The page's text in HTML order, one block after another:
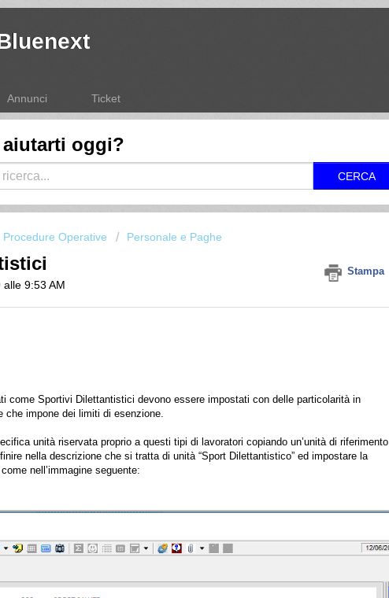
Annunci Ticket
oggi?
CERCA
Procedure Operative Personale e Paghe
Stampa
9:53 AM
come Sportivi Dilettantistici devono essere impostati con delle particolarità in
che impone dei limiti di esenzione.
unità riservata proprio a questi tipi di lavoratori copiando un’unità di riferimento
nella descrizione che si tratta di unità “Sport Dilettantistico” ed impostare la
nell’immagine seguente: